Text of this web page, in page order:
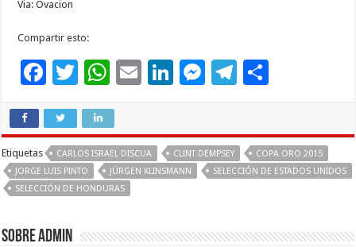
Via: Ovacion
Compartir esto:
F
e
b
o
o
k
T
tt
er
W
at
sA
p
p
E
l
Li
e
dI
M
n
g
T
gr
a
p
ar
r
Etiquetas CARLOS ISRAEL DISCUA CLINT DEMPSEY
COPA ORO 2015
JORGE LUIS PINTO
JÜRGEN KLINSMANN
SELECCIÓN DE ESTADOS UNIDOS
SELECCIÓN DE HONDURAS
Sobre admin